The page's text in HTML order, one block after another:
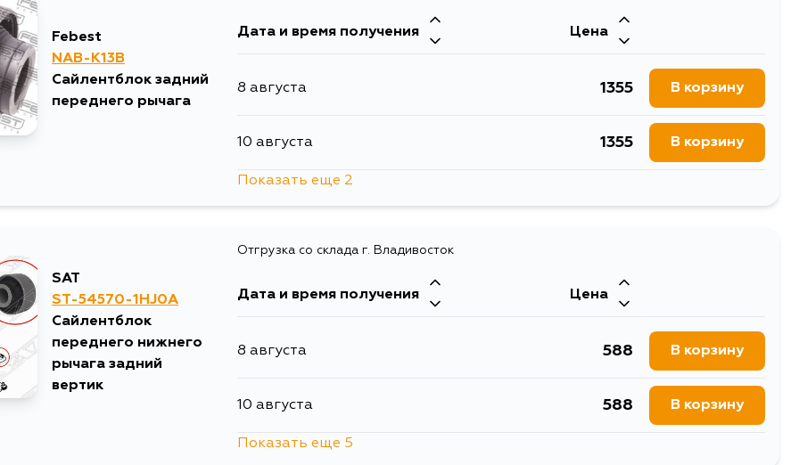
12 августа 759
13 августа 970 В корзину
31 августа 732 В корзину
2 сентября 736 В корзину
Febest
NAB-K13B
Сайлентблок задний
переднего рычага
Дата и время получения Цена
8 августа 1355 В корзину
10 августа 1355 В корзину
14 августа
Показать еще 2
SAT
ST-54570-1HJ0A
Сайлентблок
переднего нижнего
рычага задний
вертик
Отгрузка со склада г. Владивосток
Дата и время получения Цена
8 августа 588 В корзину
10 августа 588 В корзину
Показать еще 5